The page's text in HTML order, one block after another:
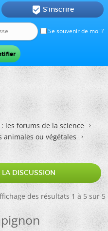
Se souvenir de moi ?
 S'inscrire
les forums de la science
animales ou végétales
DISCUSSION
des résultats 1 à 5 sur 5